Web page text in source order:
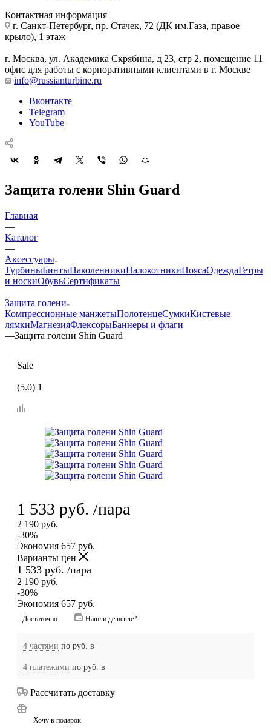
Контактная информация
г. Санкт-Петербург, пр. Стачек, 72 (ДК им.Газа, правое
крыло), 1 этаж
г. Москва, ул. Академика Скрябина, д 23, стр 2, помещение 11
офис для работы с корпоративными клиентами в г. Москве
info@russianturbine.ru
Вконтакте
Telegram
YouTube
Защита голени Shin Guard
Главная
—
Каталог
—
Аксессуары
ТурбиныБинтыНаколенникиНалокотникиПоясаОдеждаГетры
и носкиОбувьСертификаты
—
Защита голени
Компрессионные манжетыПолотенцеСумкиКистевые
лямкиМагнезияФлексорыБаннеры и флаги
—Защита голени Shin Guard
Sale
(5.0) 1
1 533 руб. /пара
2 190 руб.
-30%
Экономия 657 руб.
Варианты цен
1 533 руб. /пара
2 190 руб.
-30%
Экономия 657 руб.
Достаточно Нашли дешевле?
4 частями по руб. в
4 платежами по руб. в
Рассчитать доставку
Хочу в подарок